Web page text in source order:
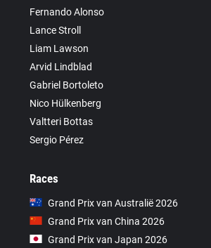
Fernando Alonso
Lance Stroll
Liam Lawson
Arvid Lindblad
Gabriel Bortoleto
Nico Hülkenberg
Valtteri Bottas
Sergio Pérez
Races
Grand Prix van Australië 2026
Grand Prix van China 2026
Grand Prix van Japan 2026